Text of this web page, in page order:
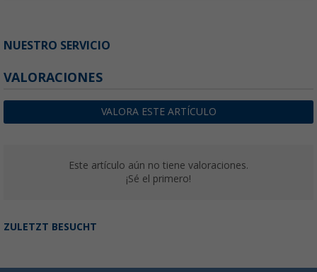
NUESTRO SERVICIO
VALORACIONES
VALORA ESTE ARTÍCULO
Este artículo aún no tiene valoraciones.
¡Sé el primero!
ZULETZT BESUCHT